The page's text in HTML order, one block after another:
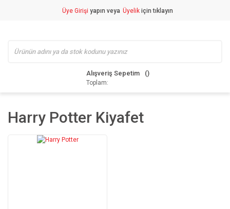
Üye Girişi yapın veya Üyelik için tıklayın
Alışveriş Sepetim
Toplam:
Harry Potter Kiyafet